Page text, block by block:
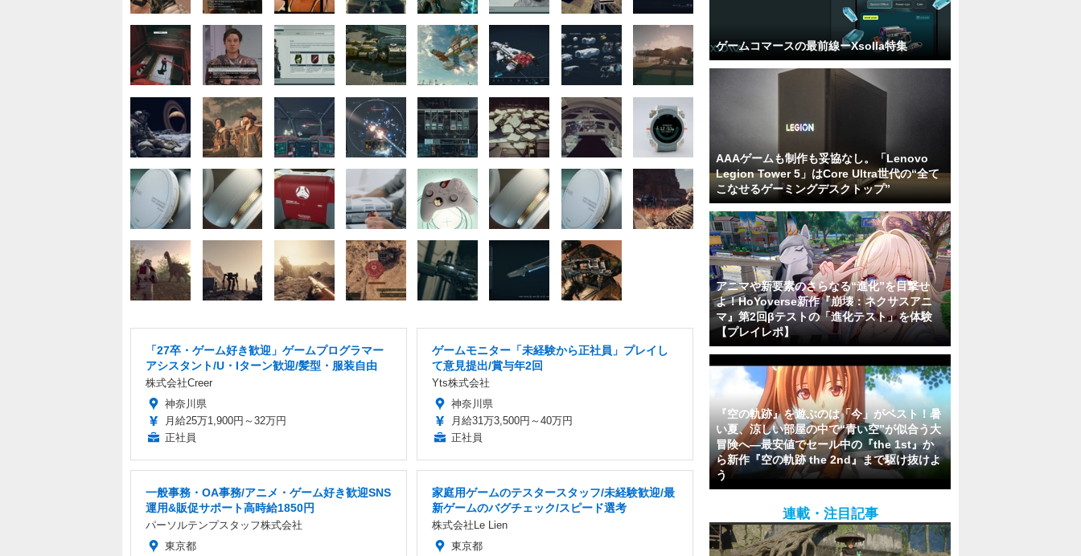
「27卒・ゲーム好き歓迎」ゲームプログラマー
アシスタント/U・Iターン歓迎/髪型・服装自由
株式会社Creer
神奈川県
月給25万1,900円～32万円
正社員
ゲームモニター「未経験から正社員」プレイし
て意見提出/賞与年2回
Yts株式会社
神奈川県
月給31万3,500円～40万円
正社員
一般事務・OA事務/アニメ・ゲーム好き歓迎SNS
運用&販促サポート高時給1850円
パーソルテンプスタッフ株式会社
東京都
家庭用ゲームのテスタースタッフ/未経験歓迎/最
新ゲームのバグチェック/スピード選考
株式会社Le Lien
東京都
ゲームコマースの最前線ーXsolla特集
AAAゲームも制作も妥協なし。「Lenovo
Legion Tower 5」はCore Ultra世代の“全て
こなせるゲーミングデスクトップ”
アニマや新要素のさらなる“進化”を目撃せ
よ！HoYoverse新作『崩壊：ネクサスアニ
マ』第2回βテストの「進化テスト」を体験
【プレイレポ】
『空の軌跡』を遊ぶのは「今」がベスト！暑
い夏、涼しい部屋の中で“青い空”が似合う大
冒険へ―最安値でセール中の『the 1st』か
ら新作『空の軌跡 the 2nd』まで駆け抜けよ
う
連載・注目記事